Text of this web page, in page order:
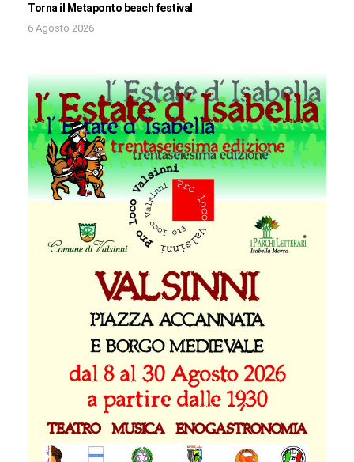
Torna il Metaponto beach festival
6 Agosto 2026